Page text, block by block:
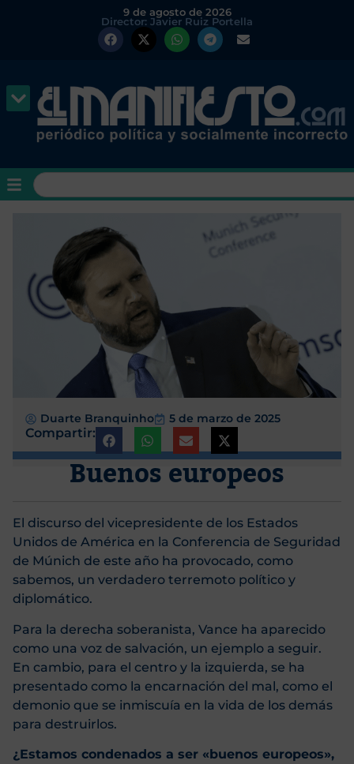
9 de agosto de 2026
Director: Javier Ruiz Portella
Duarte Branquinho 5 de marzo de 2025
Compartir:
Buenos europeos
El discurso del vicepresidente de los Estados
Unidos de América en la Conferencia de Seguridad
de Múnich de este año ha provocado, como
sabemos, un verdadero terremoto político y
diplomático.
Para la derecha soberanista, Vance ha aparecido
como una voz de salvación, un ejemplo a seguir.
En cambio, para el centro y la izquierda, se ha
presentado como la encarnación del mal, como el
demonio que se inmiscuía en la vida de los demás
para destruirlos.
¿Estamos condenados a ser «buenos europeos»,